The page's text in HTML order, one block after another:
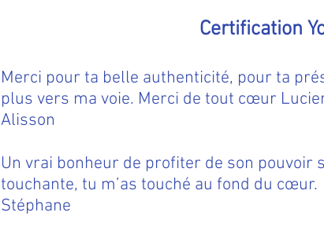
Certification
Merci pour ta belle authenticité, pour ta
plus vers ma voie. Merci de tout cœur
Alisson
Un vrai bonheur de profiter de son pouvoir
touchante, tu m’as touché au fond du cœur.
Stéphane